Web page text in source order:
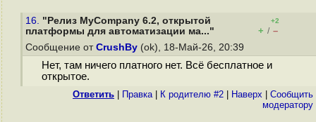
16. "Релиз MyCompany 6.2, открытой
платформы для автоматизации ма..."
+2
+ / –
Сообщение от CrushBy (ok), 18-Май-26, 20:39
Нет, там ничего платного нет. Всё бесплатное и
открытое.
Ответить Правка| К родителю #2 Наверх
Cообщить
модератору